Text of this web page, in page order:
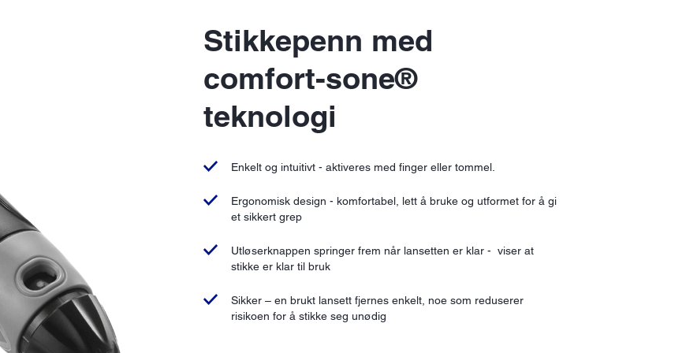
Stikkepenn med
comfort-sone®
teknologi
Enkelt og intuitivt - aktiveres med finger eller tommel.
Ergonomisk design - komfortabel, lett å bruke og utformet for å gi
et sikkert grep
Utløserknappen springer frem når lansetten er klar - viser at
stikke er klar til bruk
Sikker – en brukt lansett fjernes enkelt, noe som reduserer
risikoen for å stikke seg unødig